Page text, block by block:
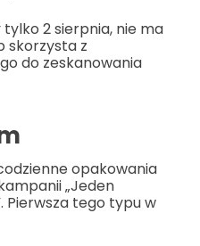
2 sierpnia, nie ma
skorzysta z
do zeskanowania
opakowania
„Jeden
Pierwsza tego typu w